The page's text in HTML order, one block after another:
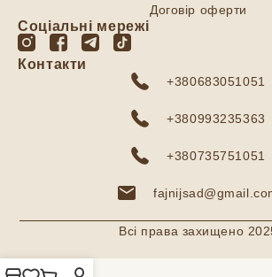
Договір оферти
Соціальні мережі
Контакти
+380683051051
+380993235363
+380735751051
Всі права захищено